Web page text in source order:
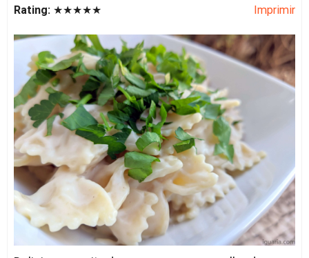
Rating: ★★★★★ Imprimir